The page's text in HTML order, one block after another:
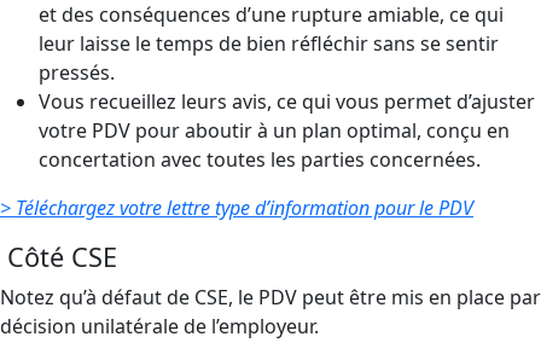
et des conséquences d’une rupture amiable, ce qui
leur laisse le temps de bien réfléchir sans se sentir
pressés.
Vous recueillez leurs avis, ce qui vous permet d’ajuster
votre PDV pour aboutir à un plan optimal, conçu en
concertation avec toutes les parties concernées.
> Téléchargez votre lettre type d’information pour le PDV
Côté CSE
Notez qu’à défaut de CSE, le PDV peut être mis en place par
décision unilatérale de l’employeur.